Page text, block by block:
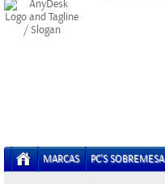
MARCAS PC'S SOBREMESA